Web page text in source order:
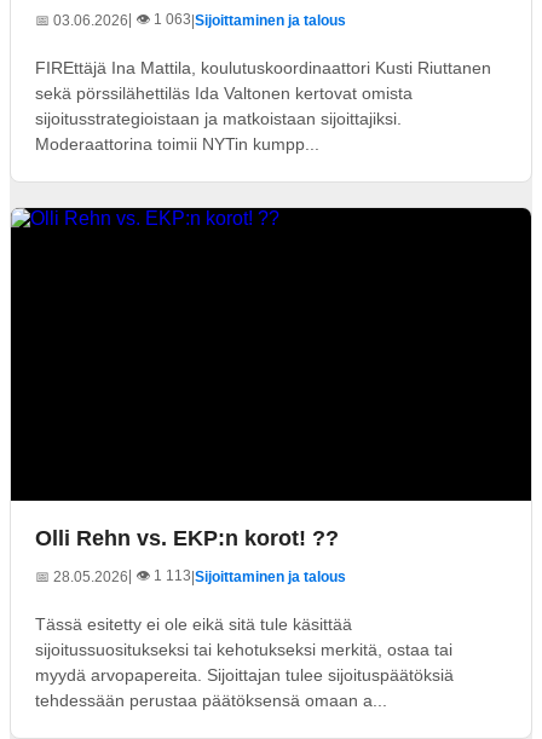
📅 03.06.2026| 👁️ 1 063 Sijoittaminen ja talous
FIREttäjä Ina Mattila, koulutuskoordinaattori Kusti Riuttanen
sekä pörssilähettiläs Ida Valtonen kertovat omista
sijoitusstrategioistaan ja matkoistaan sijoittajiksi.
Moderaattorina toimii NYTin kumpp...
Olli Rehn vs. EKP:n korot! ??
📅 28.05.2026| 👁️ 1 113 Sijoittaminen ja talous
Tässä esitetty ei ole eikä sitä tule käsittää
sijoitussuositukseksi tai kehotukseksi merkitä, ostaa tai
myydä arvopapereita. Sijoittajan tulee sijoituspäätöksiä
tehdessään perustaa päätöksensä omaan a...